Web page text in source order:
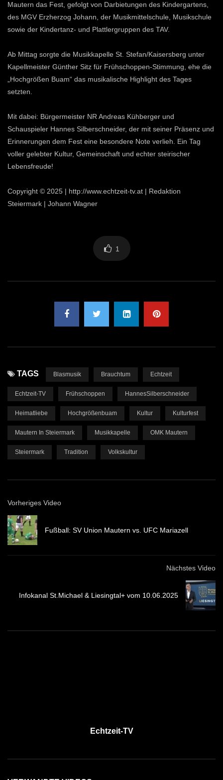
Mautern das Fest, gefolgt von Darbietungen des Kindergartens,
des MGV Erzherzog Johann, der Musikmittelschule, Musikschule
sowie der Kindertanz- und Plattlergruppen des TAV.
Ab Mittag sorgte die Musikkapelle St. Stefan/Kaisersberg unter
Kapellmeister Günther Sitz für Frühschoppen-Stimmung, ehe die
„Hochgrößen Buam“ das musikalische Highlight des Tages
setzten.
Mit dabei: Bürgermeister NR Andreas Kühberger und
Schauspieler Hannes Silberschneider, der mit seiner Präsenz und
Erinnerungen dem Fest eine besondere Note verlieh. Ein Tag
voller gelebter Kultur, Gemeinschaft und echter steirischer
Lebensfreude!
Copyright © 2025 | http://www.echtzeit-tv.at | Redaktion
Steiermark | Johann Wagner
1
TAGS Blasmusik Brauchtum Echtzeit
Echtzeit-TV Frühschoppen HannesSilberschneider
Heimatliebe Hochgrößenbuam Kultur Kulturfest
Mautern In Steiermark Musikkapelle OMK Mautern
Steiermark Tradition Volkskultur
Vorheriges Video
Fußball: SV Union Mautern vs. UFC Mariazell
Nächstes Video
Infokanal St.Michael & Liesingtal+ vom 10.06.2025
Echtzeit-TV